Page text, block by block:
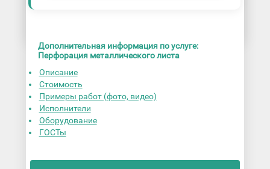
Дополнительная информация по услуге:
Перфорация металлического листа
Описание
Стоимость
Примеры работ (фото, видео)
Исполнители
Оборудование
ГОСТы